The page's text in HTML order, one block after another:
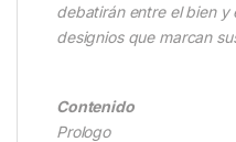
debatirán entre el bien y
designios que marcan
Contenido
Prologo